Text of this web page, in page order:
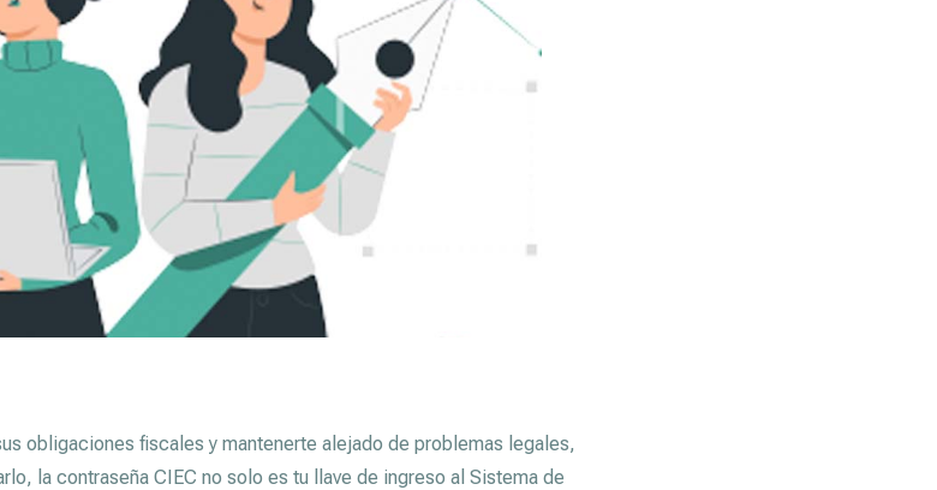
obligaciones fiscales y mantenerte alejado de problemas legales,
la contraseña CIEC no solo es tu llave de ingreso al Sistema de